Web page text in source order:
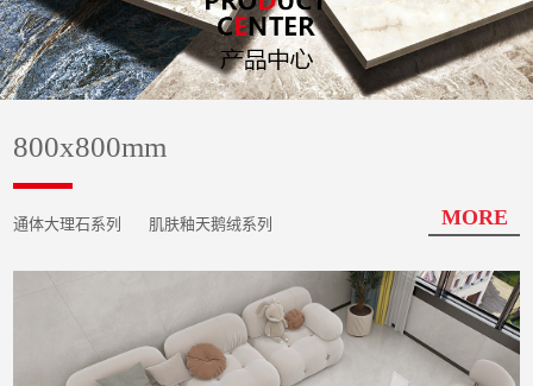
800x800mm
通体大理石系列 肌肤釉天鹅绒系列 MORE